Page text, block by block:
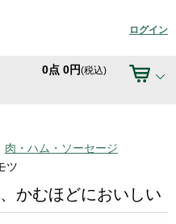
ログイン
0点 0円(税込)
肉・ハム・ソーセージ
ツ
かむほどにおいしい